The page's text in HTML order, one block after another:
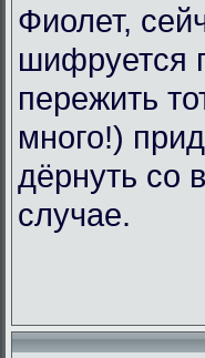
Фиолет,
шифруется
пережить
много!)
дёрнуть со
случае.